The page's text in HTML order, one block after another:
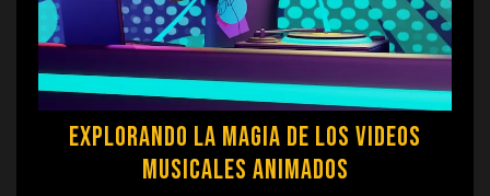
Explorando la Magia de los Videos
Musicales Animados